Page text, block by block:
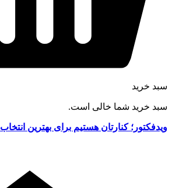
سبد خرید
سبد خرید شما خالی است.
ویدفکتور؛ کنارتان هستیم برای بهترین انتخاب